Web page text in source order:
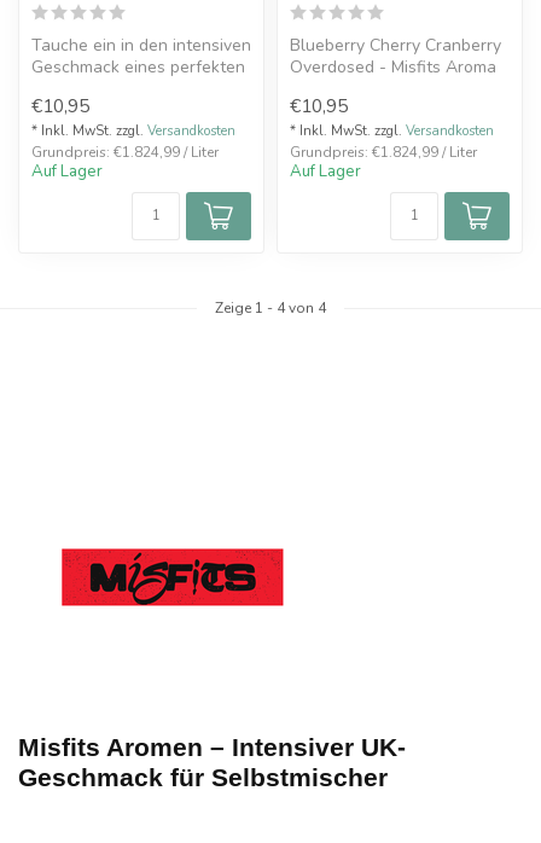
Tauche ein in den intensiven
Geschmack eines perfekten
...
€10,95
* Inkl. MwSt. zzgl. Versandkosten
Grundpreis: €1.824,99 / Liter
Auf Lager
Blueberry Cherry Cranberry
Overdosed - Misfits Aroma
€10,95
* Inkl. MwSt. zzgl. Versandkosten
Grundpreis: €1.824,99 / Liter
Auf Lager
Zeige 1 - 4von 4
Misfits Aromen – Intensiver UK-
Geschmack für Selbstmischer